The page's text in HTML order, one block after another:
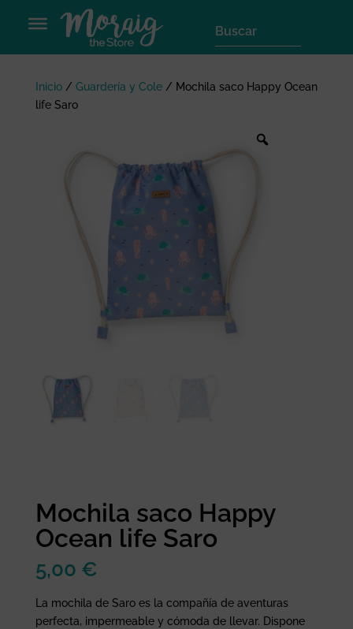
Inicio/ Guardería y Cole/ Mochila saco Happy Ocean
life Saro
Mochila saco Happy
Ocean life Saro
5,00 €
La mochila de Saro es la compañía de aventuras
perfecta, impermeable y cómoda de llevar. Dispone